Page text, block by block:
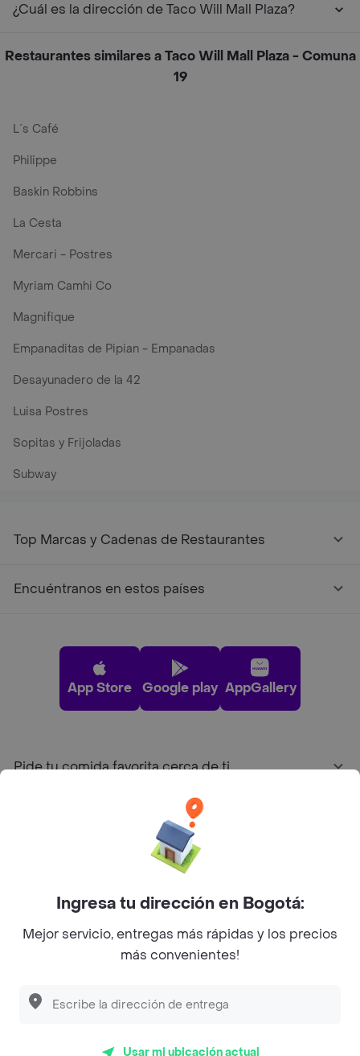
¿Cuál es la dirección de Taco Will Mall Plaza?
Restaurantes similares a Taco Will Mall Plaza - Comuna
19
L´s Café
Philippe
Baskin Robbins
La Cesta
Mercari - Postres
Myriam Camhi Co
Magnifique
Empanaditas de Pipian - Empanadas
Desayunadero de la 42
Luisa Postres
Sopitas y Frijoladas
Subway
Top Marcas y Cadenas de Restaurantes
Encuéntranos en estos países
App Store Google play AppGallery
Pide tu comida favorita cerca de ti
Sobre Rappi
Facebook
Twitter
Instagram
©2026Rappi Inc. All rights reserved.
Ingresa tu dirección en Bogotá:
Mejor servicio, entregas más rápidas y los precios
más convenientes!
Usar mi ubicación actual